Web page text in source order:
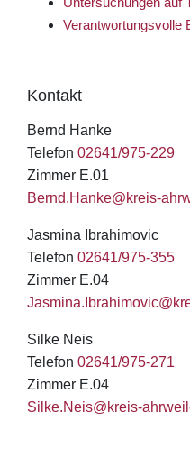
Verantwortungsvolle
Kontakt
Bernd Hanke
Telefon 02641/975-229
Zimmer E.01
Bernd.Hanke@kreis-
Jasmina Ibrahimovic
Telefon 02641/975-355
Zimmer E.04
Silke Neis
Telefon 02641/975-271
Zimmer E.04
Silke.Neis@kreis-